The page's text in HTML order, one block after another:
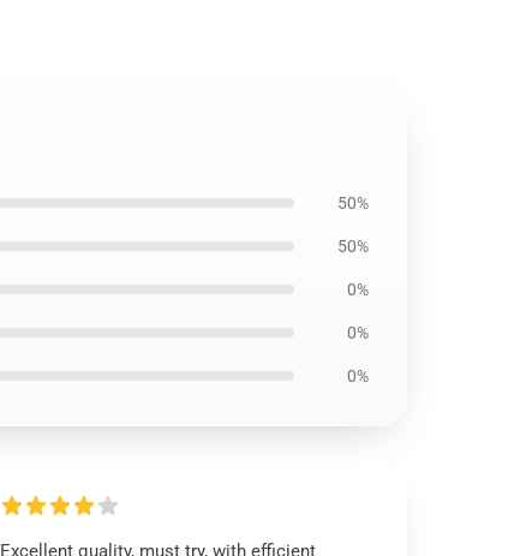
50%
50%
0%
0%
0%
Excellent quality, must try, with efficient